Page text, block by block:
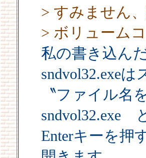
> すみません
> ボリューム
私の書き込ん
sndvol32.exe
〝ファイル
sndvol32.exe
Enterキーを押